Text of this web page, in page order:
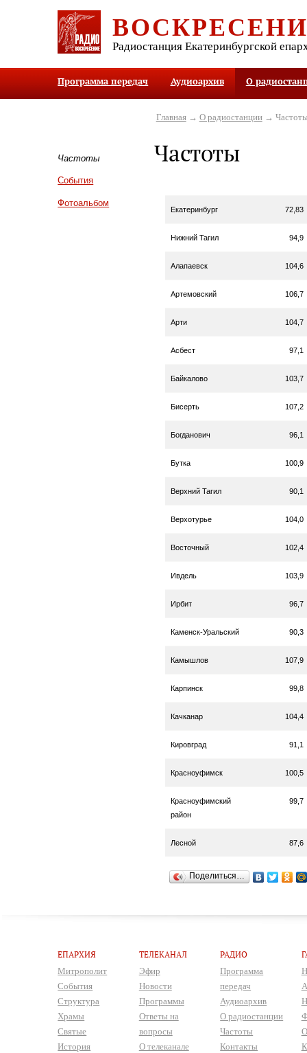
Радиостанция Екатеринбургской
Программа передач Аудиоархив О
Частоты
События
Фотоальбом
Главная→ О радиостанции→
Частоты
Екатеринбург 72,83
Нижний Тагил 94,9
Алапаевск 104,6
Артемовский 106,7
Арти 104,7
Асбест 97,1
Байкалово 103,7
Бисерть 107,2
Богданович 96,1
Бутка 100,9
Верхний Тагил 90,1
Верхотурье 104,0
Восточный 102,4
Ивдель 103,9
Ирбит 96,7
Каменск-Уральский 90,3
Камышлов 107,9
Карпинск 99,8
Качканар 104,4
Кировград 91,1
Красноуфимск 100,5
Красноуфимский
район
99,7
Лесной 87,6
Поделиться…
ЕПАРХИЯ
Митрополит
События
Структура
Храмы
Святые
История
ТЕЛЕКАНАЛ
Эфир
Новости
Программы
Ответы на
вопросы
О телеканале
РАДИО
Программа
передач
Аудиоархив
О радиостанции
Частоты
Контакты